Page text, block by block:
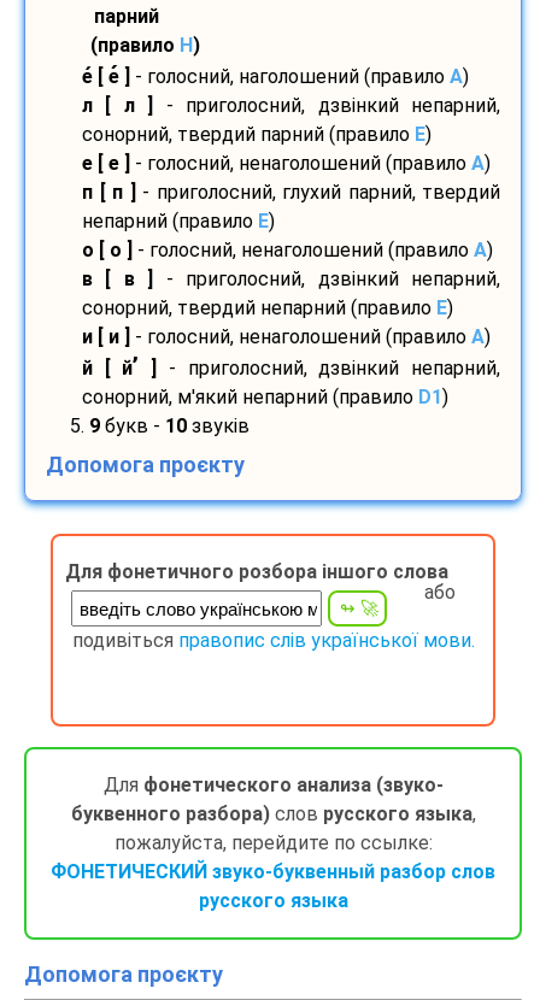
парний
(правило H)
е [ е - голосний, наголошений (правило A)
л [ л ]
- приголосний, дзвінкий непарний,
сонорний, твердий парний (правило E)
е [ е ]
- голосний, ненаголошений (правило A)
п [ п ]
- приголосний, глухий парний, твердий
непарний (правило E)
о [ о ]
- голосний, ненаголошений (правило A)
в [ в ]
- приголосний, дзвінкий непарний,
сонорний, твердий непарний (правило E)
и [ и ]
- голосний, ненаголошений (правило A)
й [ й’
- приголосний, дзвінкий непарний,
сонорний, м'який непарний (правило D1)
5. 9 букв - 10 звуків
Допомога проєкту
Для фонетичного розбора іншого слова
або
подивіться правопис слів української мови.
Для фонетического анализа (звуко-
буквенного разбора)слов русского языка,
пожалуйста, перейдите по ссылке:
ФОНЕТИЧЕСКИЙ звуко-буквенный разбор слов
русского языка
Допомога проєкту